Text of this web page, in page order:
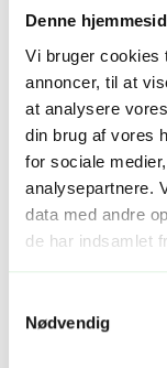
Denne
Vi bruger cookies
annoncer, til at
at analysere
din brug af vores
for sociale
analysepartnere.
data med andre
de har indsamlet
Nødvendig